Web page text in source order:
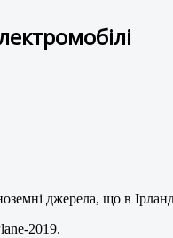
джерела, що в
2019.